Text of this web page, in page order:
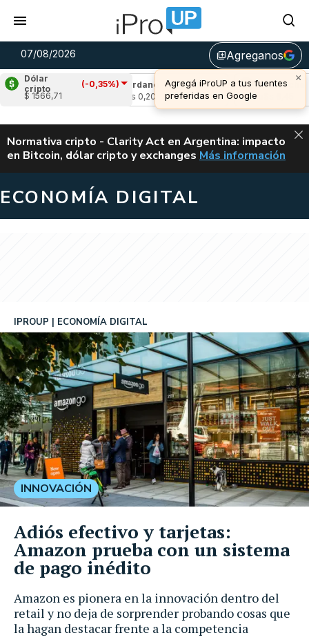
07/08/2026 library_addAgreganos
×
Agregá iProUP a tus fuentes
preferidas en Google
Dólar
cripto
(-0,35%)
$ 1566,71
(-1,11%)
Cardano (-0,46%)
u$s 0,20
Avalanche
u$s 6,45
ALERTA
Normativa cripto - Clarity Act en Argentina: impacto
en Bitcoin, dólar cripto y exchanges CLARITY ACT EN
Más información
ECONOMÍA DIGITAL
Amazon es pionera en la innovación dentro del
retail y no deja de sorprender probando cosas que
la hagan destacar frente a la competencia
IPROUP ECONOMÍA DIGITAL
INNOVACIÓN
Adiós efectivo y tarjetas:
Amazon prueba con un sistema
de pago inédito